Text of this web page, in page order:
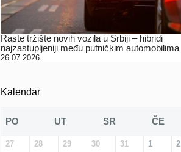
Raste tržište novih vozila u Srbiji – hibridi
najzastupljeniji među putničkim automobilima
26.07.2026
Kalendar
PO UT SR ČE
27 28 29 30 31 1 2